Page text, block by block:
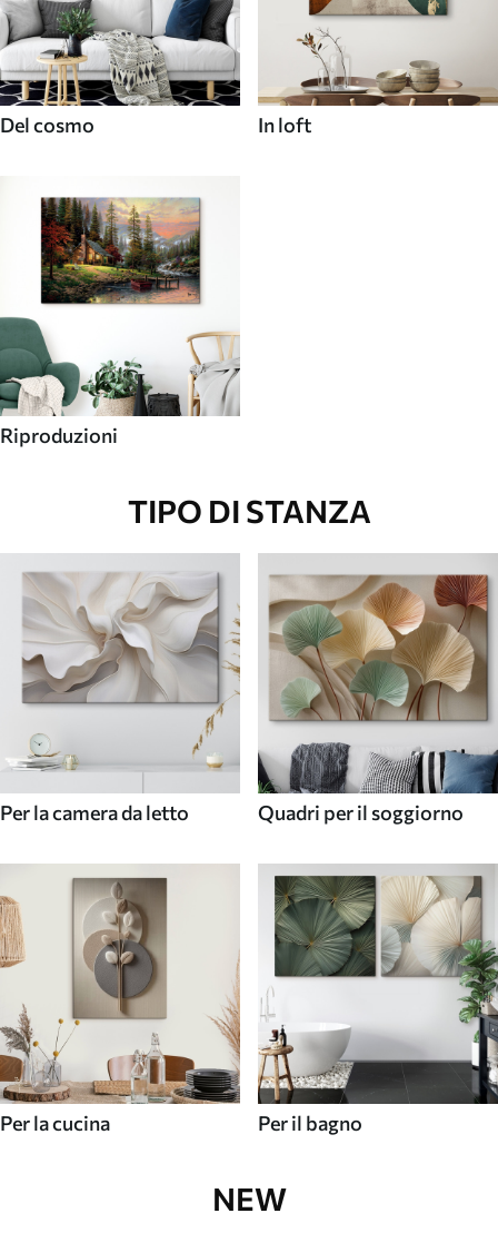
Del cosmo In loft
Riproduzioni
TIPO DI STANZA
Per la camera da letto Quadri per il soggiorno
Per la cucina Per il bagno
NEW